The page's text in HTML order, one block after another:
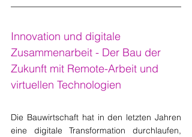
Innovation und digitale
Zusammenarbeit - Der Bau der
Zukunft mit Remote-Arbeit und
virtuellen Technologien
Die Bauwirtschaft hat in den letzten Jahren
eine digitale Transformation durchlaufen,